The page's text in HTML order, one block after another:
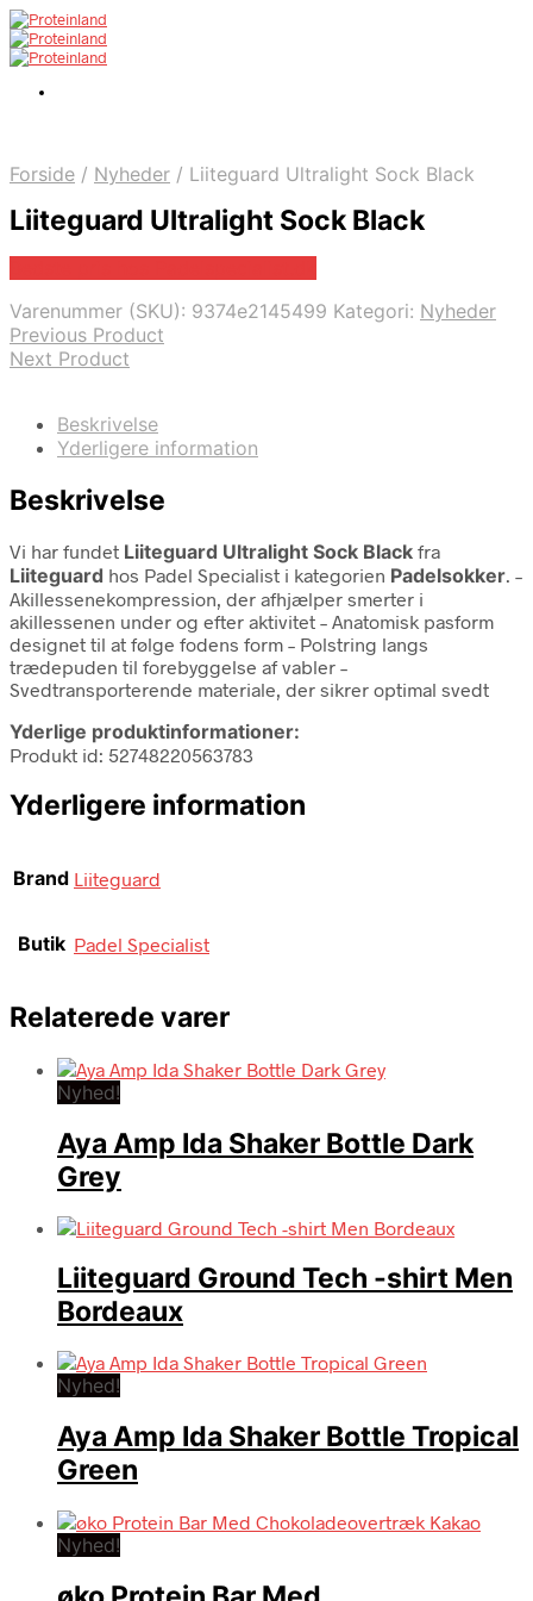
Forside / Nyheder / Liiteguard Ultralight Sock Black
Liiteguard Ultralight Sock Black
Varenummer (SKU): 9374e2145499 Kategori: Nyheder
Previous Product
Next Product
Beskrivelse
Yderligere information
Beskrivelse
Vi har fundet Liiteguard Ultralight Sock Black fra
Liiteguard hos Padel Specialist i kategorien Padelsokker. –
Akillessenekompression, der afhjælper smerter i
akillessenen under og efter aktivitet – Anatomisk pasform
designet til at følge fodens form – Polstring langs
trædepuden til forebyggelse af vabler –
Svedtransporterende materiale, der sikrer optimal svedt
Yderlige produktinformationer:
Produkt id: 52748220563783
Yderligere information
Brand Liiteguard
Butik Padel Specialist
Relaterede varer
Nyhed!
Aya Amp Ida Shaker Bottle Dark
Grey
Liiteguard Ground Tech -shirt Men
Bordeaux
Nyhed!
Aya Amp Ida Shaker Bottle Tropical
Green
Nyhed!